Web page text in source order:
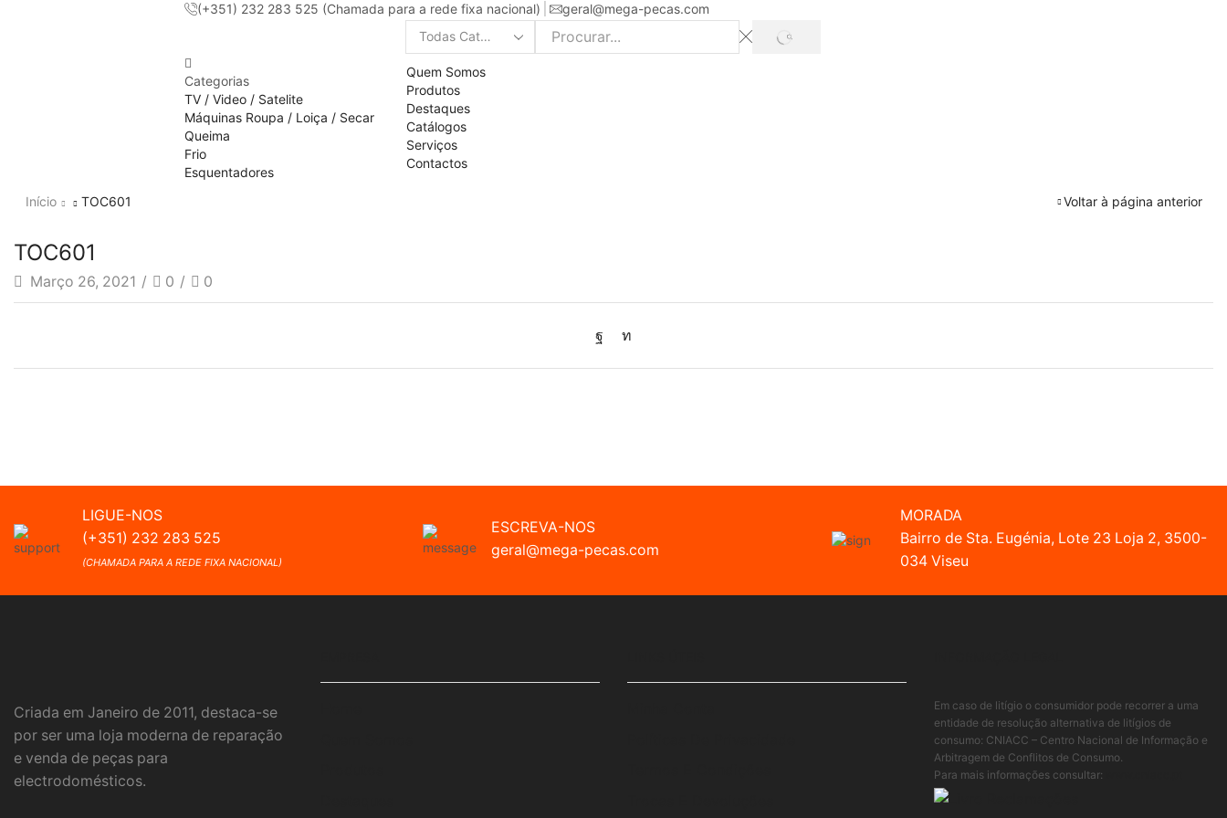
(+351) 232 283 525 (Chamada para a rede fixa nacional) geral@mega-pecas.com
Search
PROCURAR
Categorias
TV / Video / Satelite
Máquinas Roupa / Loiça / Secar
Queima
Frio
Esquentadores
Quem Somos
Produtos
Destaques
Catálogos
Serviços
Contactos
Voltar à página anterior
Início TOC601
TOC601
Março 26, 2021 / 0 / 0
LIGUE-NOS
(+351) 232 283 525
(CHAMADA PARA A REDE FIXA NACIONAL)
ESCREVA-NOS
geral@mega-pecas.com
MORADA
Bairro de Sta. Eugénia, Lote 23 Loja 2, 3500-
034 Viseu
Criada em Janeiro de 2011, destaca-se
por ser uma loja moderna de reparação
e venda de peças para
electrodomésticos.
Em caso de litígio o consumidor pode recorrer a uma
entidade de resolução alternativa de litígios de
consumo: CNIACC – Centro Nacional de Informação e
Arbitragem de Conflitos de Consumo.
Para mais informações consultar: